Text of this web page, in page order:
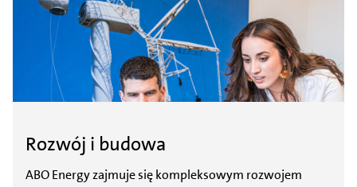
Rozwój i budowa
ABO Energy zajmuje się kompleksowym rozwojem